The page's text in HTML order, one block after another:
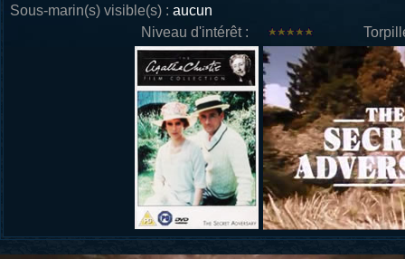
Sous-marin(s) visible(s) : aucun
Niveau d'intérêt :